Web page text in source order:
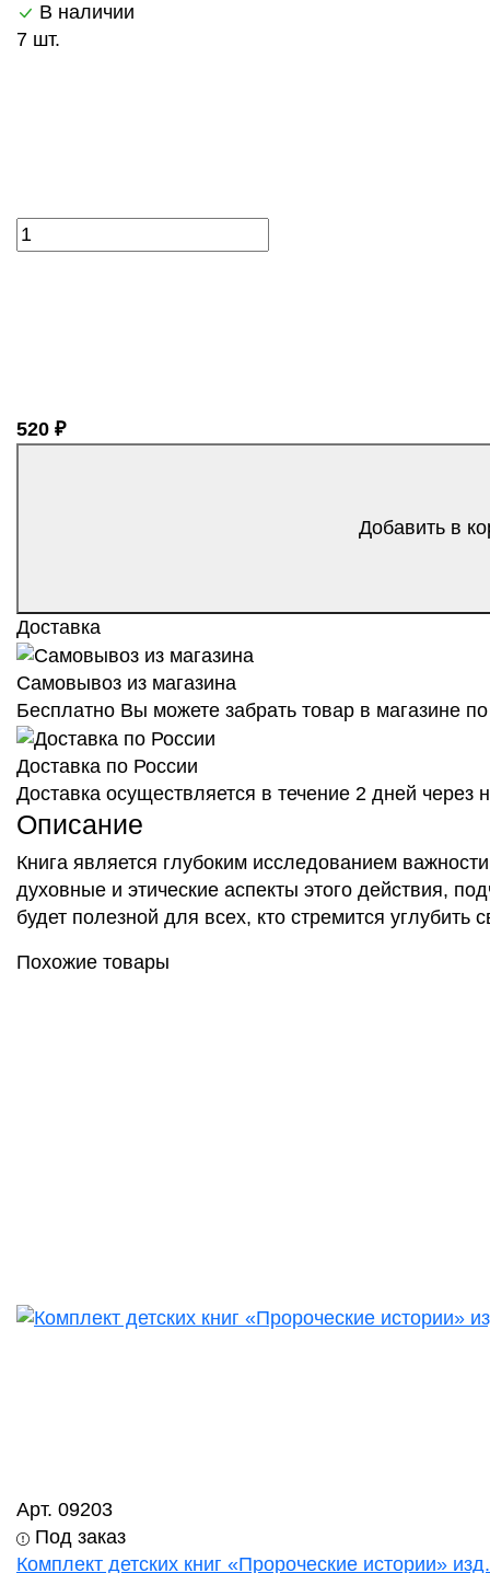
В наличии
7 шт.
520 ₽
Добавить в
Доставка
Самовывоз из магазина
Бесплатно Вы можете забрать товар в магазине
Доставка по России
Доставка осуществляется в течение 2 дней
Описание
Книга является глубоким исследованием
духовные и этические аспекты этого действия,
будет полезной для всех, кто стремится углубить
Похожие товары
Арт. 09203
Под заказ
Комплект детских книг «Пророческие истории»